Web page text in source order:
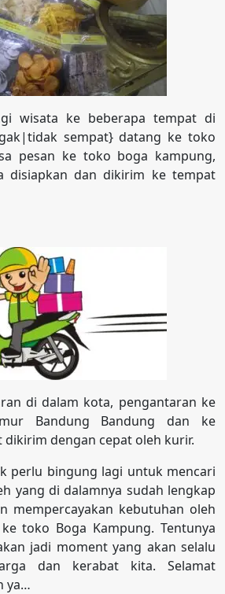
wisata ke beberapa tempat di
sempat} datang ke toko
pesan ke toko boga kampung,
disiapkan dan dikirim ke tempat
di dalam kota, pengantaran ke
Bandung Bandung dan ke
dikirim dengan cepat oleh kurir.
perlu bingung lagi untuk mencari
yang di dalamnya sudah lengkap
mempercayakan kebutuhan oleh
toko Boga Kampung. Tentunya
jadi moment yang akan selalu
dan kerabat kita. Selamat
ya…